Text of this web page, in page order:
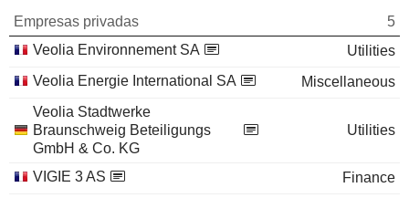
Empresas privadas
5
Veolia Environnement SA
Utilities
Veolia Energie International SA
Miscellaneous
Veolia Stadtwerke
Braunschweig Beteiligungs
GmbH & Co. KG
Utilities
VIGIE 3 AS
Finance